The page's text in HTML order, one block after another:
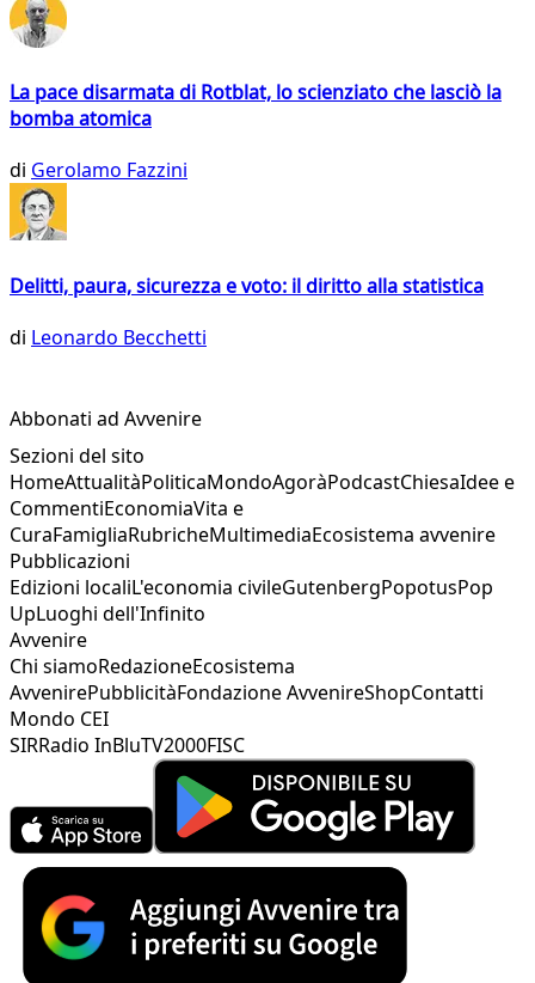
La pace disarmata di Rotblat, lo scienziato che lasciò la
bomba atomica
di Gerolamo Fazzini
Delitti, paura, sicurezza e voto: il diritto alla statistica
di Leonardo Becchetti
Abbonati ad Avvenire
Sezioni del sito
HomeAttualitàPoliticaMondoAgoràPodcastChiesaIdee e
CommentiEconomiaVita e
CuraFamigliaRubricheMultimediaEcosistema avvenire
Pubblicazioni
Edizioni localiL'economia civileGutenbergPopotusPop
UpLuoghi dell'Infinito
Avvenire
Chi siamoRedazioneEcosistema
AvvenirePubblicitàFondazione AvvenireShopContatti
Mondo CEI
SIRRadio InBluTV2000FISC